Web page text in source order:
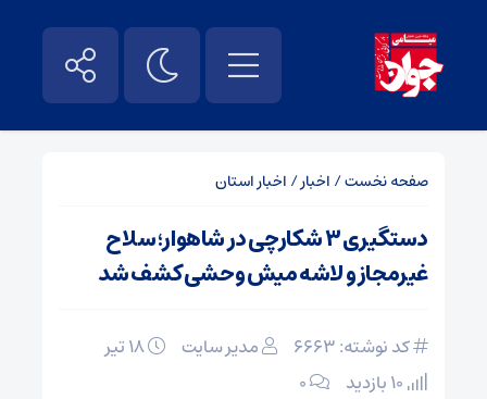
صفحه نخست/ اخبار/ اخبار استان
دستگیری ۳ شکارچی در شاهوار؛ سلاح
غیرمجاز و لاشه میش وحشی کشف شد
کد نوشته: 6663 مدیر سایت
۰